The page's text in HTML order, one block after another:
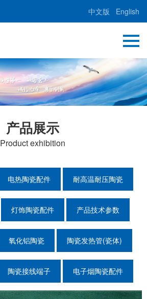
中文版 English
产品展示
Product exhibition
电热陶瓷配件 耐高温耐压陶瓷
灯饰陶瓷配件 产品技术参数
氧化铝陶瓷 陶瓷发热管(瓷体)
陶瓷接线端子 电子烟陶瓷配件